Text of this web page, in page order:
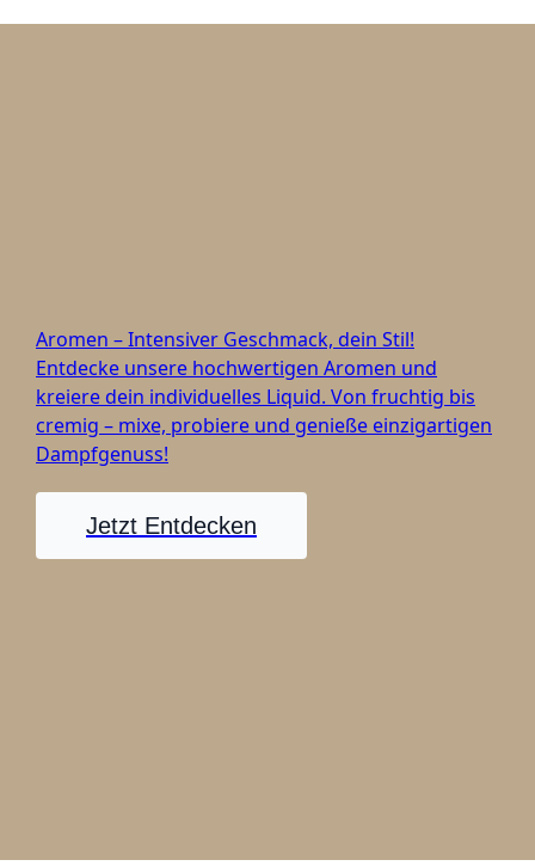
Aromen – Intensiver Geschmack, dein Stil!
Entdecke unsere hochwertigen Aromen und
kreiere dein individuelles Liquid. Von fruchtig bis
cremig – mixe, probiere und genieße einzigartigen
Dampfgenuss!
Jetzt Entdecken